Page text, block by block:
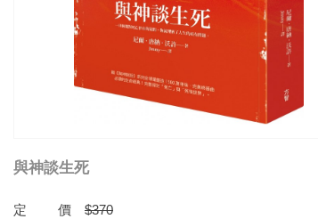
與神談生死
定價 $370